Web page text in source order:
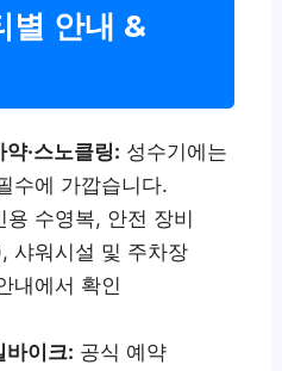
별 안내 &
·스노클링: 성수기에는
수에 가깝습니다.
용 수영복, 안전 장비
샤워시설 및 주차장
내에서 확인
바이크: 공식 예약